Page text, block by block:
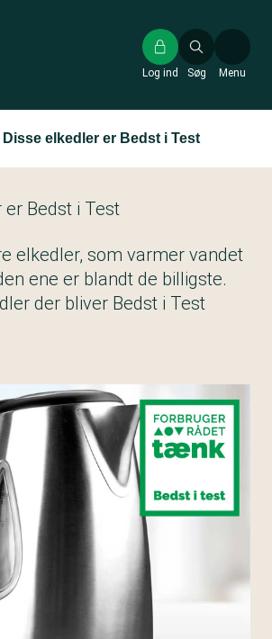
Søg
Log ind Menu
Disse elkedler er Bedst i Test
er Bedst i Test
elkedler, som varmer vandet
ene er blandt de billigste.
der bliver Bedst i Test